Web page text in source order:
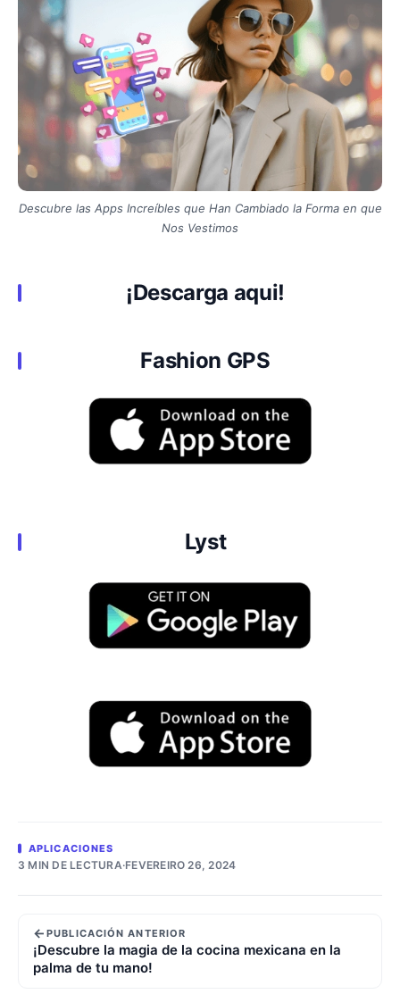
Descubre las Apps Increíbles que Han Cambiado la Forma en que
Nos Vestimos
¡Descarga aqui!
Fashion GPS
Lyst
APLICACIONES
3 MIN DE LECTURA·FEVEREIRO 26, 2024
←PUBLICACIÓN ANTERIOR
¡Descubre la magia de la cocina mexicana en la
palma de tu mano!